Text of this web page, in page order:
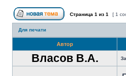
Страница 1 из 1 [ 1
Для печати
Автор
Власов В.А.